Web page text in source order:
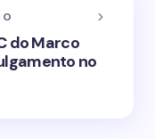
do Marco
no